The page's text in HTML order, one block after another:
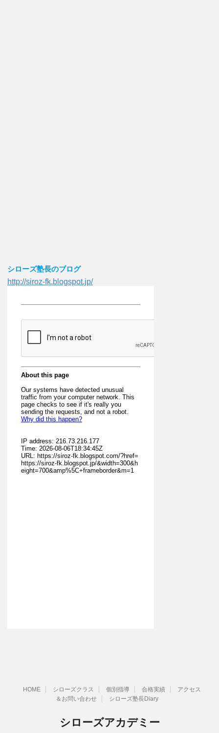
シローズ塾長のブログ
http://siroz-fk.blogspot.jp/
HOME シローズクラス 個別指導 合格実績
アクセス
＆お問い合わせ
シローズ塾長Diary
シローズアカデミー